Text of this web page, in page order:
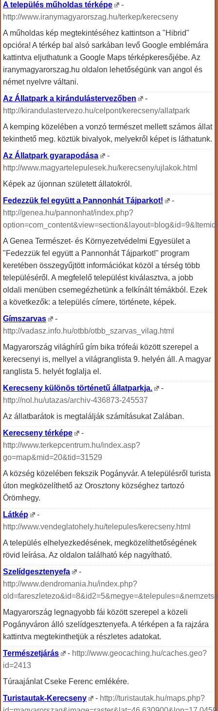
A település műholdas térképe
-
http://www.iranymagyarorszag.hu/terkep/kerecseny
A műholdas kép megtekintéséhez kattintson a "Hibrid"
opcióra! A térkép bal alsó sarkában levő Google emblémára
kattintva eljuthatunk a Google Maps térképkeresőjébe. Az
iranymagyarorszag.hu oldalon lehetőségünk van angol és
német nyelvre váltani.
Az Állatpark a kirándulástervezőben
-
http://kirandulastervezo.hu/celpont/kerecseny/allatpark
A kemping közelében a vonzó természet mellett számos állat
tekinthető meg. köztük bivalyok, melyekről képet is láthatunk.
Az Állatpark gyarapodása
-
http://www.magyartelepulesek.hu/kerecseny/ujlakok.html
Képek az újonnan született állatokról.
Fedezzük fel együtt a Pannonhát Tájparkot!
-
http://genea.hu/pannonhat/index.php?
A Genea Természet- és Környezetvédelmi Egyesület a
"Fedezzük fel együtt a Pannonhát Tájparkot!" program
keretében összegyűjtött információkat közöl a térség több
településéről. A megfelelő települést kiválasztva, a jobb
oldali menüben csemegézhetünk a felkínált témákból. Ezek
a következők: a település címere, története, képek.
Gímszarvas
-
http://vadasz.info.hu/otbb/otbb_szarvas_vilag.html
Magyarország világhírű gím bika trófeái között szerepel a
kerecsenyi is, mellyel a világranglista 9. helyén áll. A magyar
ranglista 5. helyét foglalja el.
Kerecseny különös történetű állatparkja.
-
http://nol.hu/utazas/archiv-436873-245537
Az állatbarátok is megtalálják számításukat Zalában.
Kerecseny térképe
-
http://www.terkepcentrum.hu/index.asp?
go=map&mid=20&tid=31529
A község közelében fekszik Pogányvár. A településről turista
úton megközelíthető az Orosztony községhez tartozó
Örömhegy.
Látkép
-
http://www.vendeglatohely.hu/telepules/kerecseny.html
A település elhelyezkedésének, megközelíthetőségének
rövid leírása. Az oldalon található kép nagyítható.
Szelídgesztenyefa
-
http://www.dendromania.hu/index.php?
Magyarország legnagyobb fái között szerepel a közeli
Pogányváron álló szelídgesztenyefa. A térképen a fa rajzára
kattintva megtekinthetjük a részletes adatokat.
Természetjárás
- http://www.geocaching.hu/caches.geo?
id=2413
Túraajánlat Cseke Ferenc emlékére.
Turistautak-Kerecseny
- http://turistautak.hu/maps.php?